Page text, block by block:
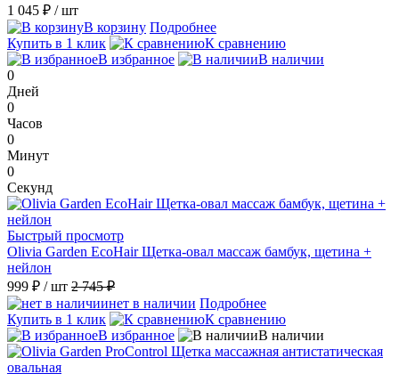
1 045 ₽ / шт
В корзину Подробнее
Купить в 1 клик
К сравнению
В избранное
В наличии
0
Дней
0
Часов
0
Минут
0
Секунд
Быстрый просмотр
Olivia Garden EcoHair Щетка-овал массаж бамбук, щетина +
нейлон
999 ₽ / шт 2 745 ₽
нет в наличии Подробнее
Купить в 1 клик
К сравнению
В избранное
В наличии